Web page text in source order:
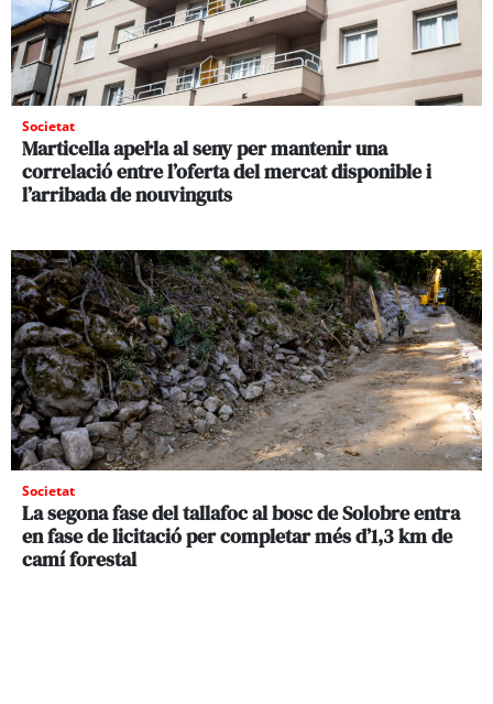
Societat
Marticella apel·la al seny per mantenir una
correlació entre l’oferta del mercat disponible i
l’arribada de nouvinguts
Societat
La segona fase del tallafoc al bosc de Solobre entra
en fase de licitació per completar més d’1,3 km de
camí forestal